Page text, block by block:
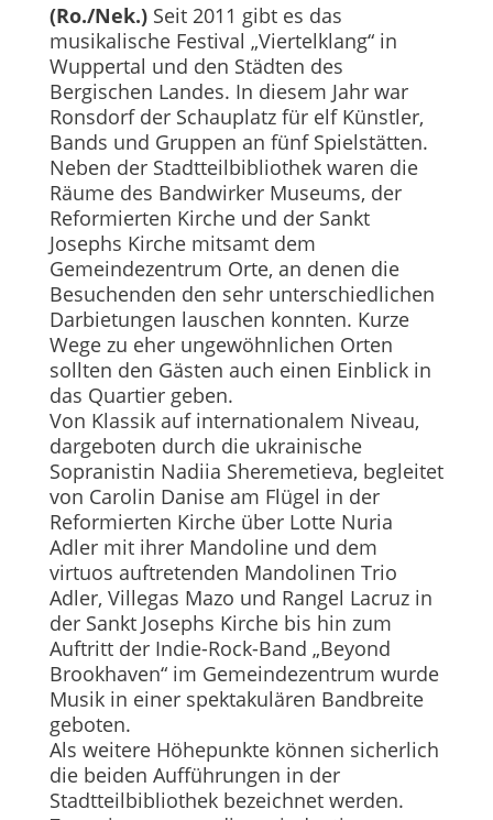
(Ro./Nek.)Seit 2011 gibt es das
musikalische Festival „Viertelklang“ in
Wuppertal und den Städten des
Bergischen Landes. In diesem Jahr war
Ronsdorf der Schauplatz für elf Künstler,
Bands und Gruppen an fünf Spielstätten.
Neben der Stadtteilbibliothek waren die
Räume des Bandwirker Museums, der
Reformierten Kirche und der Sankt
Josephs Kirche mitsamt dem
Gemeindezentrum Orte, an denen die
Besuchenden den sehr unterschiedlichen
Darbietungen lauschen konnten. Kurze
Wege zu eher ungewöhnlichen Orten
sollten den Gästen auch einen Einblick in
das Quartier geben.
Von Klassik auf internationalem Niveau,
dargeboten durch die ukrainische
Sopranistin Nadiia Sheremetieva, begleitet
von Carolin Danise am Flügel in der
Reformierten Kirche über Lotte Nuria
Adler mit ihrer Mandoline und dem
virtuos auftretenden Mandolinen Trio
Adler, Villegas Mazo und Rangel Lacruz in
der Sankt Josephs Kirche bis hin zum
Auftritt der Indie-Rock-Band „Bey­ond
Brookhaven“ im Gemeindezentrum wurde
Musik in einer spektakulären Bandbreite
geboten.
Als weitere Höhepunkte können sicherlich
die beiden Aufführungen in der
Stadtteilbibliothek bezeichnet werden.